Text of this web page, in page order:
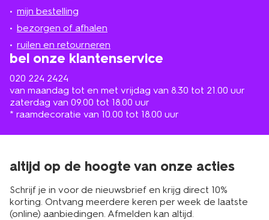
mijn bestelling
bezorgen of afhalen
ruilen en retourneren
bel onze klantenservice
020 224 2424
van maandag tot en met vrijdag van 8.30 tot 21.00 uur
zaterdag van 09.00 tot 18.00 uur
* raamdecoratie van 10.00 tot 18.00 uur
in
de
buurt
altijd op de hoogte van onze acties
Schrijf je in voor de nieuwsbrief en krijg direct 10%
korting. Ontvang meerdere keren per week de laatste
(online) aanbiedingen. Afmelden kan altijd.